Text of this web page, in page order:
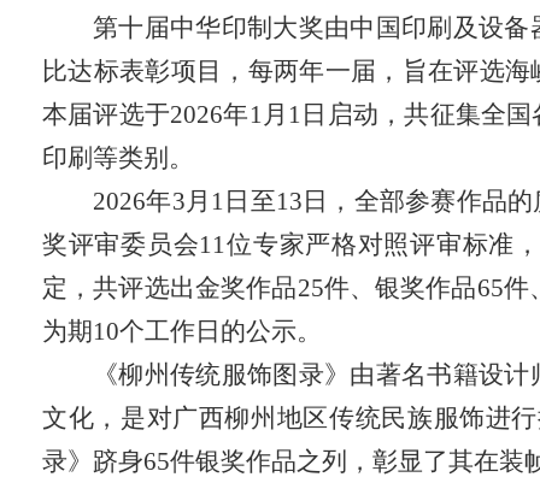
第十届中华印制大奖由中国印刷及设
比达标表彰项目，每两年一届，旨在评选
本届评选于2026年1月1日启动，共征集全
印刷等类别。
2026年3月1日至13日，全部参赛作品
奖评审委员会11位专家严格对照评审标准
定，共评选出金奖作品25件、银奖作品65
为期10个工作日的公示。
《柳州传统服饰图录》由著名书籍设
文化，是对广西柳州地区传统民族服饰进
录》跻身65件银奖作品之列，彰显了其在装